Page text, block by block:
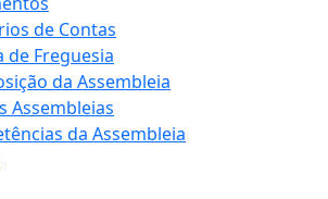
de Contas
de Freguesia
da Assembleia
Assembleias
da Assembleia